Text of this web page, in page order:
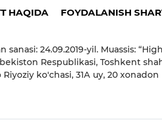
HAQIDA FOYDALANISH
24.09.2019-yil. Muassis: “High
Respublikasi, Toshkent
ko'chasi, 31А uy, 20 xonadon